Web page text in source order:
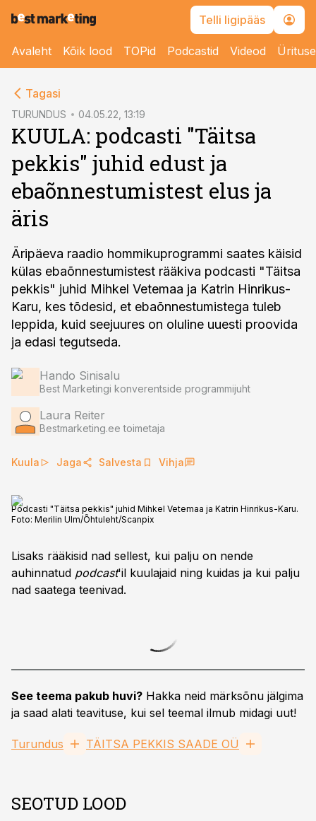
Telli ligipääs
Avaleht Kõik lood TOPid Podcastid Videod
Tagasi
TURUNDUS 04.05.22, 13:19
KUULA: podcasti "Täitsa
pekkis" juhid edust ja
ebaõnnestumistest elus ja
äris
Äripäeva raadio hommikuprogrammi saates käisid
külas ebaõnnestumistest rääkiva podcasti "Täitsa
pekkis" juhid Mihkel Vetemaa ja Katrin Hinrikus-
Karu, kes tõdesid, et ebaõnnestumistega tuleb
leppida, kuid seejuures on oluline uuesti proovida
ja edasi tegutseda.
Hando Sinisalu
Best Marketingi konverentside programmijuht
Laura Reiter
Bestmarketing.ee toimetaja
Kuula Jaga Salvesta Vihja
Podcasti "Täitsa pekkis" juhid Mihkel Vetemaa ja Katrin Hinrikus-Karu.
Foto: Merilin Ulm/Õhtuleht/Scanpix
Lisaks rääkisid nad sellest, kui palju on nende
auhinnatud podcast'il kuulajaid ning kuidas ja kui palju
nad saatega teenivad.
See teema pakub huvi? Hakka neid märksõnu jälgima
ja saad alati teavituse, kui sel teemal ilmub midagi uut!
Turundus TÄITSA PEKKIS SAADE OÜ
SEOTUD LOOD